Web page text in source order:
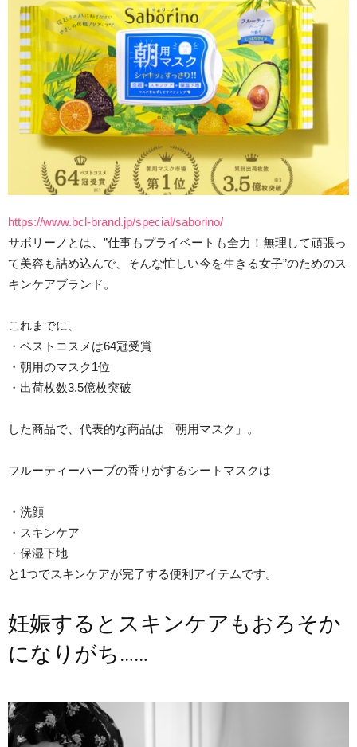
https://www.bcl-brand.jp/special/saborino/
サボリーノとは、”仕事もプライベートも全力！無理して頑張っ
て美容も詰め込んで、そんな忙しい今を生きる女子”のためのス
キンケアブランド。
これまでに、
・ベストコスメは64冠受賞
・朝用のマスク1位
・出荷枚数3.5億枚突破
した商品で、代表的な商品は「朝用マスク」。
フルーティーハーブの香りがするシートマスクは
・洗顔
・スキンケア
・保湿下地
と1つでスキンケアが完了する便利アイテムです。
妊娠するとスキンケアもおろそか
になりがち……